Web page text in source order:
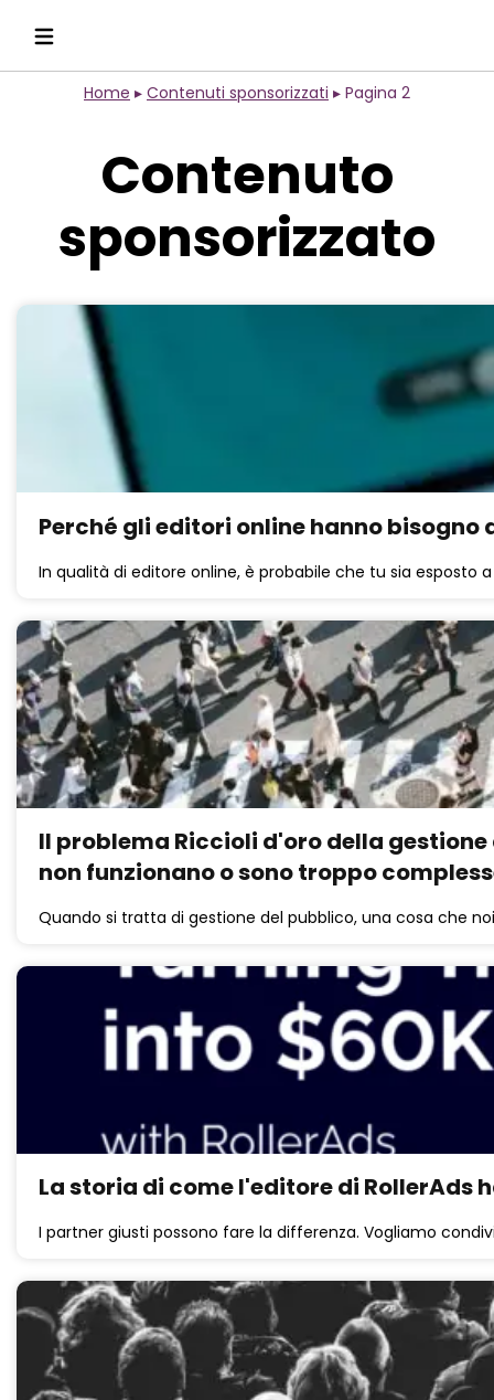
Home ▸ Contenuti sponsorizzati ▸ Pagina 2
Contenuto
sponsorizzato
Perché gli editori online hanno
In qualità di editore online, è probabile che tu sia esposto
Il problema Riccioli d'oro della
non funzionano o sono troppo
Quando si tratta di gestione del pubblico, una cosa che
La storia di come l'editore di RollerAds
I partner giusti possono fare la differenza. Vogliamo